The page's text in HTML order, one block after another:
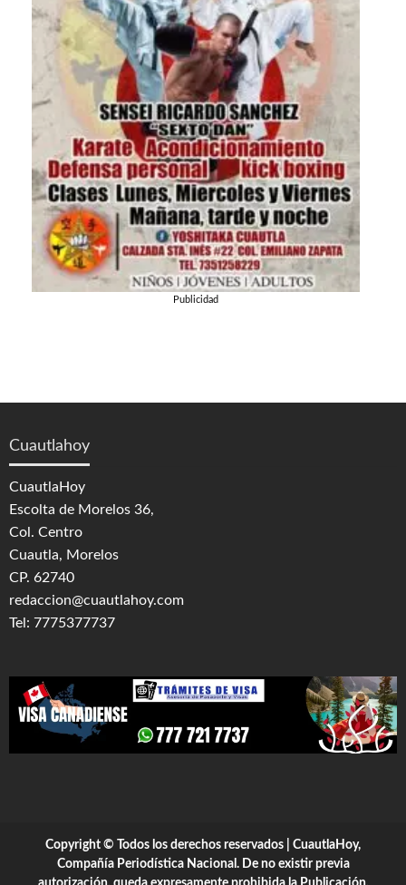
Publicidad
Cuautlahoy
CuautlaHoy
Escolta de Morelos 36,
Col. Centro
Cuautla, Morelos
CP. 62740
redaccion@cuautlahoy.com
Tel: 7775377737
Copyright © Todos los derechos reservados | CuautlaHoy,
Compañía Periodística Nacional. De no existir previa